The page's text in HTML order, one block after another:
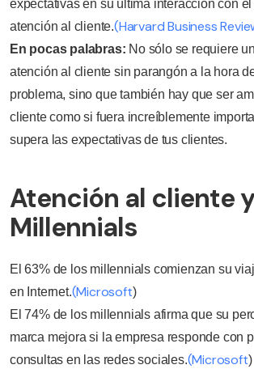
expectativas en su última interacción con
atención al cliente.(Harvard Business
En pocas palabras: No sólo se requiere
atención al cliente sin parangón a la hora
problema, sino que también hay que ser
cliente como si fuera increíblemente
supera las expectativas de tus clientes.
Atención al cliente y
Millennials
El 63% de los millennials comienzan su
en Internet.(Microsoft)
El 74% de los millennials afirma que su
marca mejora si la empresa responde con
consultas en las redes sociales.(Microsoft)